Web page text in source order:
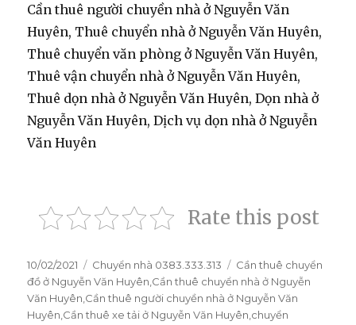
Cần thuê người chuyền nhà ở Nguyễn Văn
Huyên, Thuê chuyển nhà ở Nguyễn Văn Huyên,
Thuê chuyển văn phòng ở Nguyễn Văn Huyên,
Thuê vận chuyển nhà ở Nguyễn Văn Huyên,
Thuê dọn nhà ở Nguyễn Văn Huyên, Dọn nhà ở
Nguyễn Văn Huyên, Dịch vụ dọn nhà ở Nguyễn
Văn Huyên
Rate this post
Đăng
vào
ngày
10/02/2021
Danh
mục
Chuyển nhà 0383.333.313 Thẻ
Cần thuê chuyển
đồ ở Nguyễn Văn Huyên Cần thuê chuyển nhà ở Nguyễn
Văn Huyên Cần thuê người chuyền nhà ở Nguyễn Văn
Huyên Cần thuê xe tải ở Nguyễn Văn Huyên chuyển